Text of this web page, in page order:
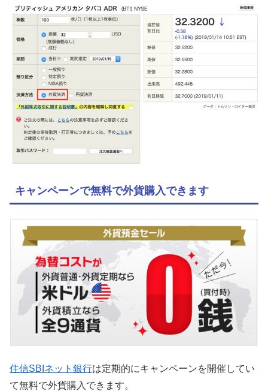
キャンペーンで無料で外貨購入できます
住信SBIネット銀行は定期的にキャンペーンを開催してい
て無料で外貨購入できます。